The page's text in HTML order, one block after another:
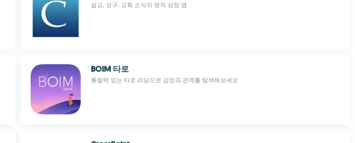
설교, 성구, 교회 소식의 영적 성장 앱
BOIM 타로
통찰력 있는 타로 리딩으로 감정과 관계를 탐색해보세요